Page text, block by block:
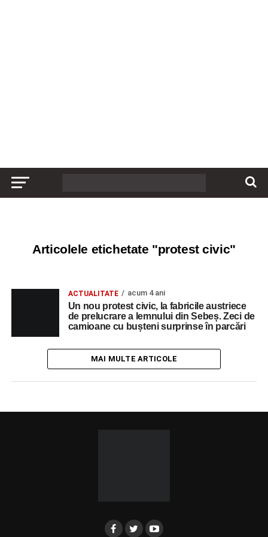
Articolele etichetate "protest civic"
ACTUALITATE acum 4 ani
Un nou protest civic, la fabricile austriece
de prelucrare a lemnului din Sebeș. Zeci de
camioane cu bușteni surprinse în parcări
MAI MULTE ARTICOLE